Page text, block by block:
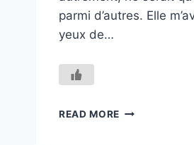
parmi d’autres. Elle
yeux de…
READ MORE DES